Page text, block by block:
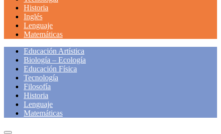
Historia
Inglés
Lenguaje
Matemáticas
Educación Artística
Biología – Ecología
Educación Física
Tecnología
Filosofía
Historia
Lenguaje
Matemáticas